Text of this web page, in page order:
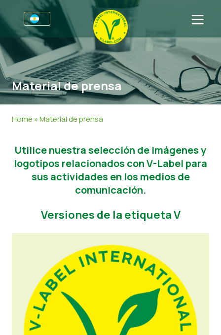
Por negocios
Información para productores
V-Label Webinars
Certifique con V-Label
Sectores
Información general
No Alimentos
Gastronomía
FAQ
Productos Certificados
Contacto
Certifique con V-Label
Informar de un mal uso
Noticias
Material de prensa
Home »Material de prensa
Utilice nuestra selección de imágenes y
logotipos relacionados con V-Label para
sus actividades en los medios de
comunicación.
Versiones de la etiqueta V